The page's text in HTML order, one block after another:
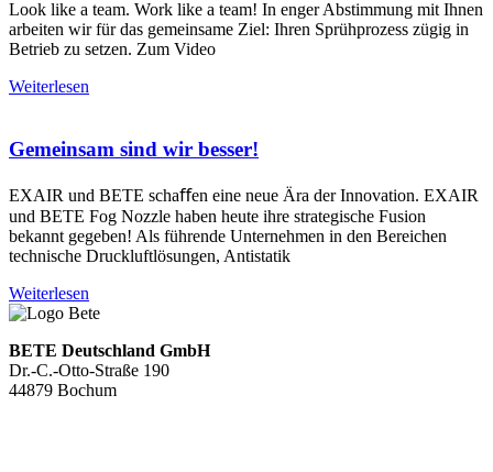
Look like a team. Work like a team! In enger Abstimmung mit Ihnen
arbeiten wir für das gemeinsame Ziel: Ihren Sprühprozess zügig in
Betrieb zu setzen. Zum Video
Weiterlesen
Gemeinsam sind wir besser!
EXAIR und BETE schaﬀen eine neue Ära der Innovation. EXAIR
und BETE Fog Nozzle haben heute ihre strategische Fusion
bekannt gegeben! Als führende Unternehmen in den Bereichen
technische Druckluftlösungen, Antistatik
Weiterlesen
BETE Deutschland GmbH
Dr.-C.-Otto-Straße 190
44879 Bochum